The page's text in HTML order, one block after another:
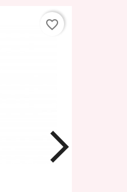
favorite_border
next